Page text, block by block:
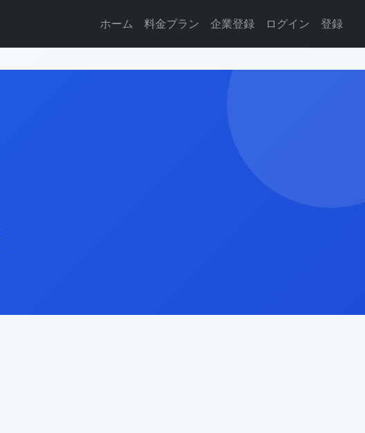
ホーム 料金プラン 企業登録 ログイン 登録